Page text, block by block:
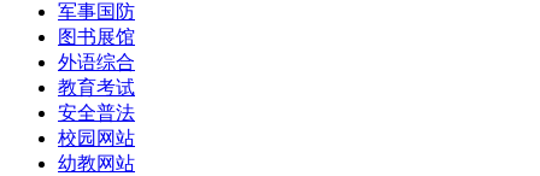
军事国防
图书展馆
外语综合
教育考试
安全普法
校园网站
幼教网站